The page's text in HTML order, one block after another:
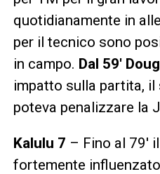
quotidianamente in
per il tecnico sono
in campo. Dal 59′
impatto sulla partita,
poteva penalizzare la
Kalulu 7 – Fino al 79′
fortemente